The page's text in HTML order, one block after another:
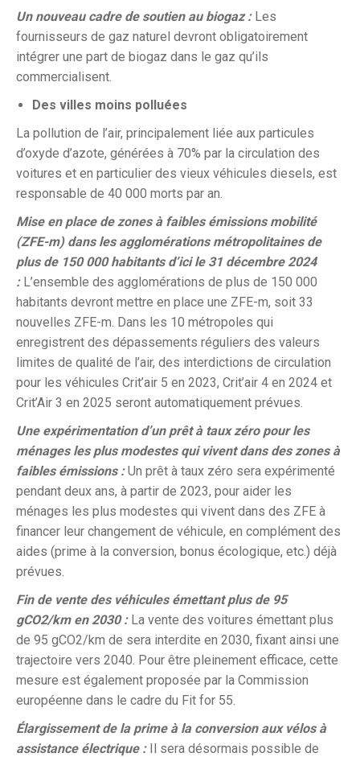
Un nouveau cadre de soutien au biogaz : Les
fournisseurs de gaz naturel devront obligatoirement
intégrer une part de biogaz dans le gaz qu’ils
commercialisent.
Des villes moins polluées
La pollution de l’air, principalement liée aux particules
d’oxyde d’azote, générées à 70% par la circulation des
voitures et en particulier des vieux véhicules diesels, est
responsable de 40 000 morts par an.
Mise en place de zones à faibles émissions mobilité
(ZFE-m) dans les agglomérations métropolitaines de
plus de 150 000 habitants d’ici le 31 décembre 2024
: L’ensemble des agglomérations de plus de 150 000
habitants devront mettre en place une ZFE-m, soit 33
nouvelles ZFE-m. Dans les 10 métropoles qui
enregistrent des dépassements réguliers des valeurs
limites de qualité de l’air, des interdictions de circulation
pour les véhicules Crit’air 5 en 2023, Crit’air 4 en 2024 et
Crit’Air 3 en 2025 seront automatiquement prévues.
Une expérimentation d’un prêt à taux zéro pour les
ménages les plus modestes qui vivent dans des zones à
faibles émissions :Un prêt à taux zéro sera expérimenté
pendant deux ans, à partir de 2023, pour aider les
ménages les plus modestes qui vivent dans des ZFE à
financer leur changement de véhicule, en complément des
aides (prime à la conversion, bonus écologique, etc.) déjà
prévues.
Fin de vente des véhicules émettant plus de 95
gCO2/km en 2030 : La vente des voitures émettant plus
de 95 gCO2/km de sera interdite en 2030, fixant ainsi une
trajectoire vers 2040. Pour être pleinement efficace, cette
mesure est également proposée par la Commission
européenne dans le cadre du Fit for 55.
Élargissement de la prime à la conversion aux vélos à
assistance électrique : Il sera désormais possible de